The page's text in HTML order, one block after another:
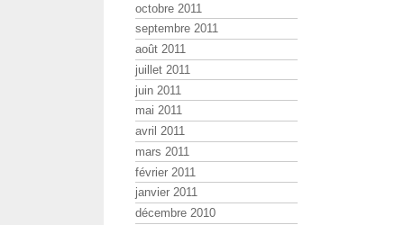
octobre 2011
septembre 2011
août 2011
juillet 2011
juin 2011
mai 2011
avril 2011
mars 2011
février 2011
janvier 2011
décembre 2010